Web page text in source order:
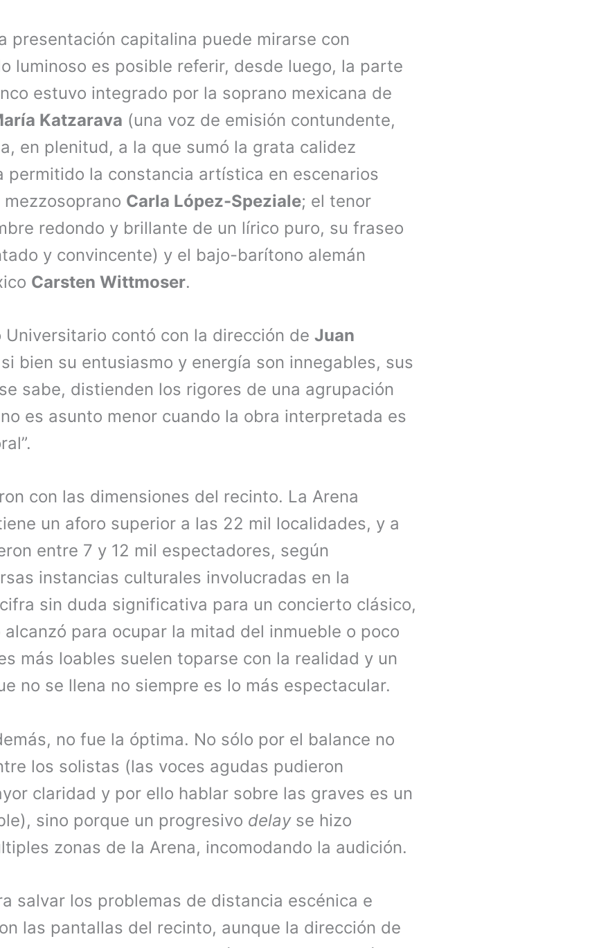
presentación capitalina puede mirarse con
luminoso es posible referir, desde luego, la parte
estuvo integrado por la soprano mexicana de
Katzarava (una voz de emisión contundente,
en plenitud, a la que sumó la grata calidez
permitido la constancia artística en escenarios
Carla López-Speziale; el tenor
redondo y brillante de un lírico puro, su fraseo
y convincente) y el bajo-barítono alemán
Carsten Wittmoser.
Universitario contó con la dirección de Juan
bien su entusiasmo y energía son innegables, sus
sabe, distienden los rigores de una agrupación
es asunto menor cuando la obra interpretada es
con las dimensiones del recinto. La Arena
un aforo superior a las 22 mil localidades, y a
entre 7 y 12 mil espectadores, según
instancias culturales involucradas en la
sin duda significativa para un concierto clásico,
para ocupar la mitad del inmueble o poco
más loables suelen toparse con la realidad y un
no se llena no siempre es lo más espectacular.
no fue la óptima. No sólo por el balance no
los solistas (las voces agudas pudieron
claridad y por ello hablar sobre las graves es un
sino porque un progresivo delayse hizo
zonas de la Arena, incomodando la audición.
salvar los problemas de distancia escénica e
las pantallas del recinto, aunque la dirección de